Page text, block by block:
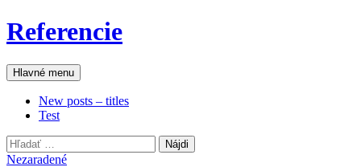
Preskočiť
na
Referencie
Hľadať
Hlavné menu
New posts – titles
Test
Hľadať:
Nezaradené